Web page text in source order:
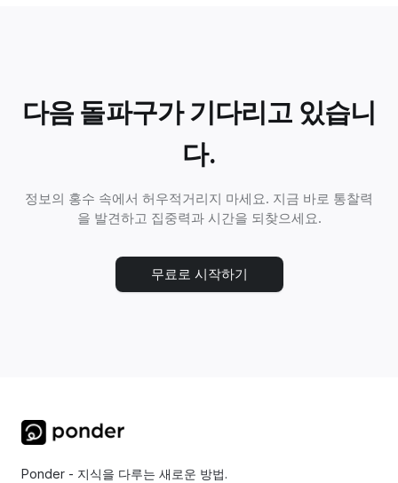
다음 돌파구가 기다리고 있습니
다.
정보의 홍수 속에서 허우적거리지 마세요. 지금 바로 통찰력
을 발견하고 집중력과 시간을 되찾으세요.
무료로 시작하기
Ponder - 지식을 다루는 새로운 방법.